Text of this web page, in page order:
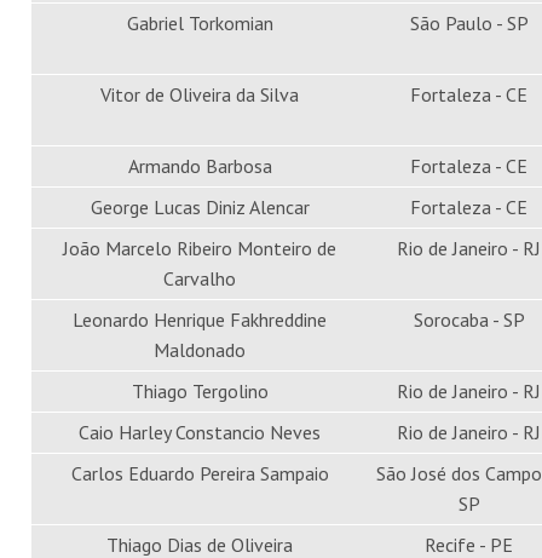
Gabriel Torkomian São Paulo - SP
Vitor de Oliveira da Silva Fortaleza - CE
Armando Barbosa
Fortaleza - CE
George Lucas Diniz Alencar
Fortaleza - CE
João Marcelo Ribeiro Monteiro de
Carvalho
Rio de Janeiro - RJ
Leonardo Henrique Fakhreddine
Maldonado
Sorocaba - SP
Thiago Tergolino
Rio de Janeiro - RJ
Caio Harley Constancio Neves
Rio de Janeiro - RJ
Carlos Eduardo Pereira Sampaio
São José dos
SP
Thiago Dias de Oliveira
Recife - PE